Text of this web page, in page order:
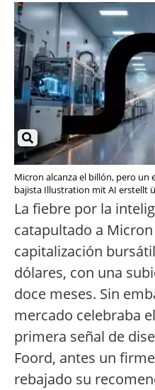
Micron alcanza el billón, pero un
bajista Illustration mit AI erstellt
La fiebre por la
catapultado a
capitalización
dólares, con una
doce meses. Sin
mercado celebraba
primera señal de
Foord, antes un
rebajado su